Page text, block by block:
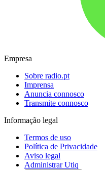
Empresa
Sobre radio.pt
Imprensa
Anuncia connosco
Transmite connosco
Informação legal
Termos de uso
Política de Privacidade
Aviso legal
Administrar Utiq